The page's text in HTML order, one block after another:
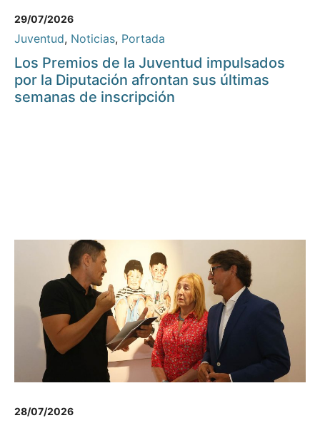
29/07/2026
Juventud, Noticias, Portada
Los Premios de la Juventud impulsados
por la Diputación afrontan sus últimas
semanas de inscripción
28/07/2026